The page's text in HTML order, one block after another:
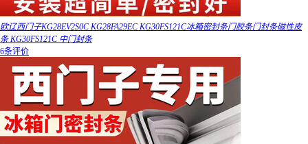
欧辽西门子KG28EV2S0C KG28FA29EC KG30FS121C冰箱密封条门胶条门封条磁性皮
条 KG30FS121C 中门封条
6条评价